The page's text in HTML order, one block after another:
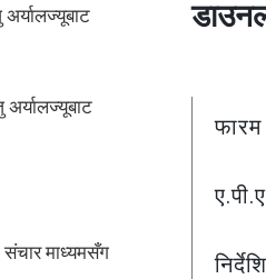
संचार माध्यमसँग
फारम